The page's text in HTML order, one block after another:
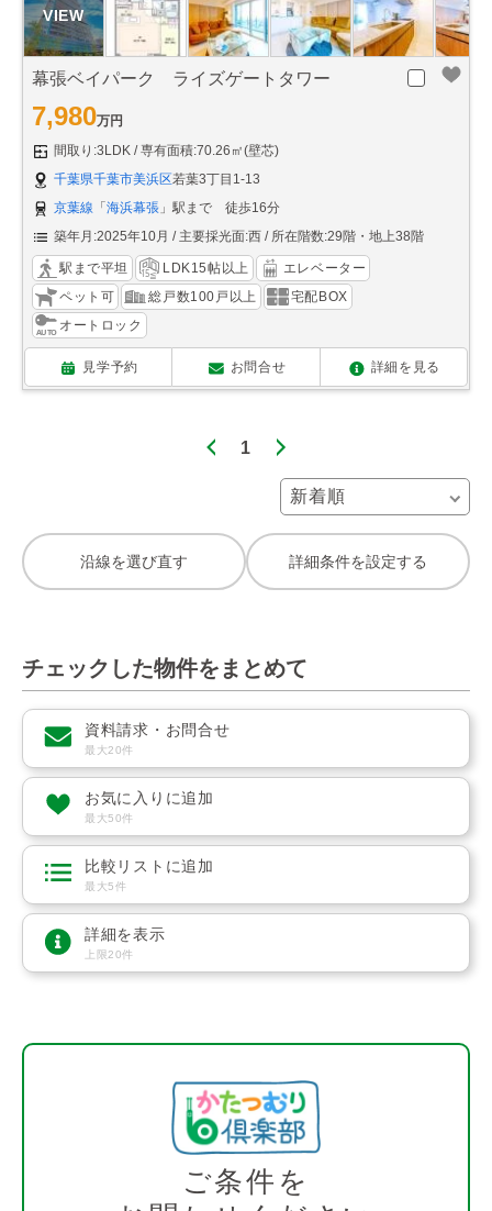
幕張ベイパーク ライズゲートタワー
7,980万円
間取り:3LDK
専有面積:70.26㎡(壁芯)
千葉県千葉市美浜区若葉3丁目1-13
京葉線 「海浜幕張 」駅まで 徒歩16分
築年月:2025年10月
主要採光面:西 所在階数:29階・地上38階
駅まで平坦 LDK15帖以上
エレベーター
ペット可
総戸数100戸以上
宅配BOX
オートロック
見学予約 お問合せ 詳細を見る
1
沿線を選び直す 詳細条件を設定する
チェックした物件をまとめて
資料請求・お問合せ
最大20件
お気に入りに追加
最大50件
比較リストに追加
最大5件
詳細を表示
上限20件
ご条件を